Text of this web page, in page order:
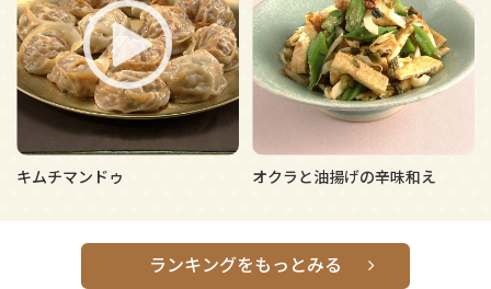
キムチマンドゥ オクラと油揚げの辛味和え
ランキングをもっとみる